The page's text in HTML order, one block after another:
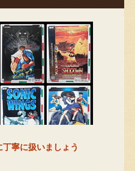
寧に扱いましょう